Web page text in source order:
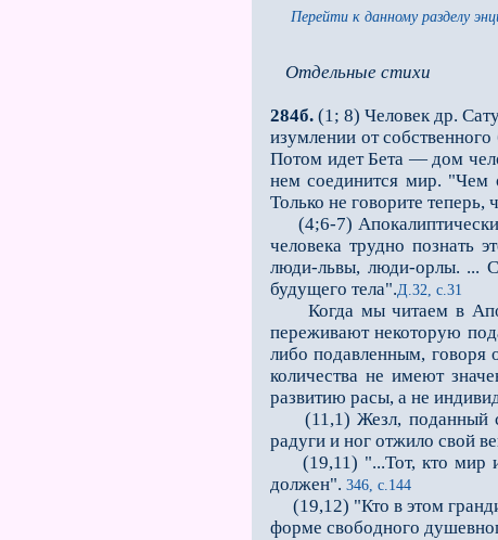
Перейти к данному разделу
Отдельные стихи
284б. (1; 8) Человек др.
изумлении от
Потом идет Бета — дом
нем соединится мир. "Чем
Только не говорите теперь,
(4;6-7)
человека трудно познать
люди-львы, люди-орлы. ...
будущего тела".Д.32, с.31
Когда мы читаем в
переживают некоторую
либо подавленным, говоря
количества не имеют
развитию расы, а не
(11,1) Жезл, поданный с
радуги и ног отжило свой
(19,11) "...Тот, кто мир
должен". 346, с.144
(19,12) "Кто в этом
форме свободного